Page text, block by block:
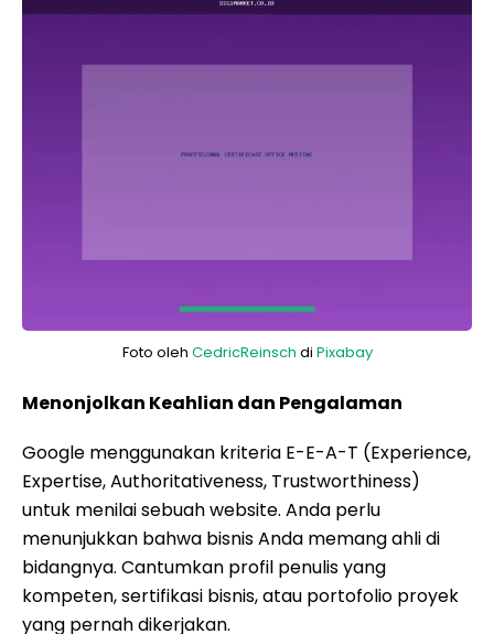
Foto oleh CedricReinsch di Pixabay
Menonjolkan Keahlian dan Pengalaman
Google menggunakan kriteria E-E-A-T (Experience,
Expertise, Authoritativeness, Trustworthiness)
untuk menilai sebuah website. Anda perlu
menunjukkan bahwa bisnis Anda memang ahli di
bidangnya. Cantumkan profil penulis yang
kompeten, sertifikasi bisnis, atau portofolio proyek
yang pernah dikerjakan.